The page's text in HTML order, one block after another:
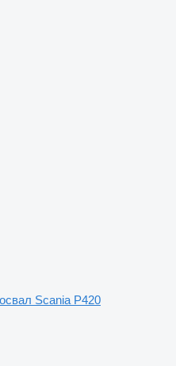
Scania P420